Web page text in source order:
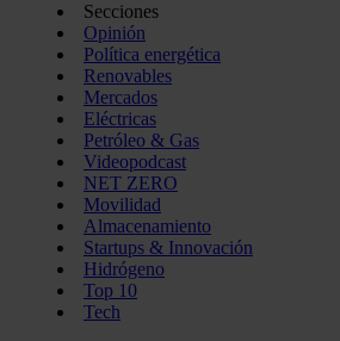
Secciones
Opinión
Política energética
Renovables
Mercados
Eléctricas
Petróleo & Gas
Videopodcast
NET ZERO
Movilidad
Almacenamiento
Startups & Innovación
Hidrógeno
Top 10
Tech